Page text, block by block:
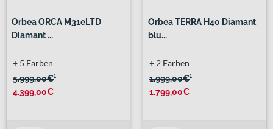
Orbea ORCA M31eLTD
Diamant ...
5.999,00€¹
4.399,00€
+ 5 Farben
Orbea TERRA H40 Diamant
blu...
1.999,00€¹
1.799,00€
+ 2 Farben